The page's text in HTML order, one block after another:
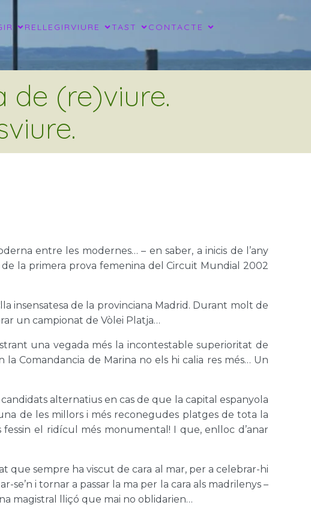
RELLEGIRVIURE TAST CONTACTE
de (re)viure.
entre les modernes… – en saber, a inicis de l’any
la primera prova femenina del Circuit Mundial 2002
insensatesa de la provinciana Madrid. Durant molt de
un campionat de Vòlei Platja…
una vegada més la incontestable superioritat de
la Comandancia de Marina no els hi calia res més… Un
alternatius en cas de que la capital espanyola
de les millors i més reconegudes platges de tota la
el ridícul més monumental! I que, enlloc d’anar
que sempre ha viscut de cara al mar, per a celebrar-hi
i tornar a passar la ma per la cara als madrilenys –
magistral lliçó que mai no oblidarien…